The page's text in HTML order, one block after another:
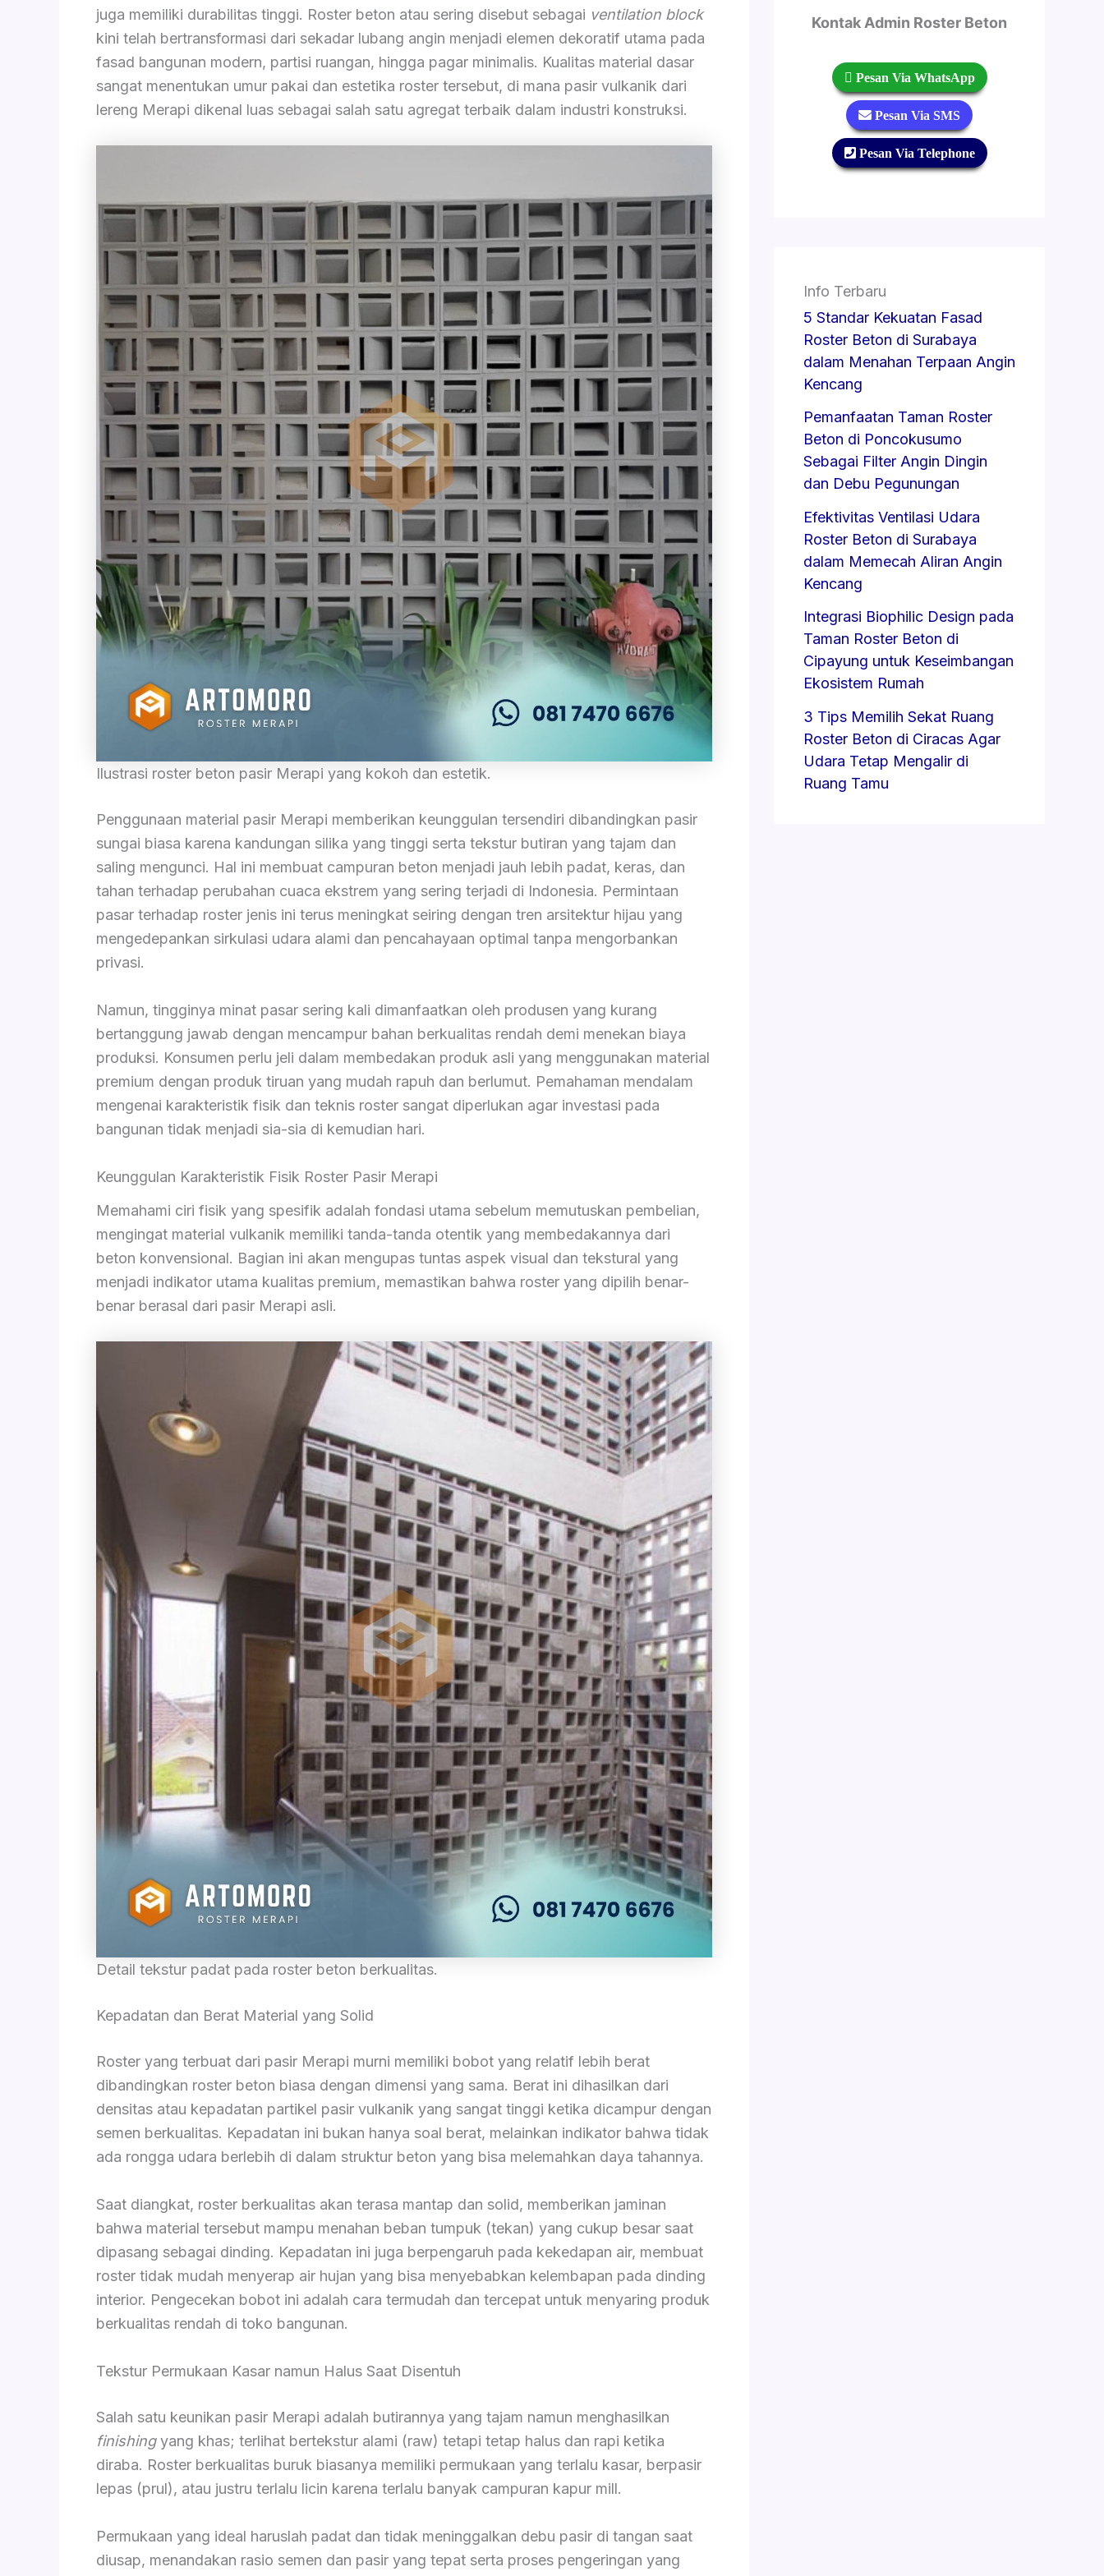
juga memiliki durabilitas tinggi. Roster beton atau sering disebut sebagai ventilation block
kini telah bertransformasi dari sekadar lubang angin menjadi elemen dekoratif utama pada
fasad bangunan modern, partisi ruangan, hingga pagar minimalis. Kualitas material dasar
sangat menentukan umur pakai dan estetika roster tersebut, di mana pasir vulkanik dari
lereng Merapi dikenal luas sebagai salah satu agregat terbaik dalam industri konstruksi.
Ilustrasi roster beton pasir Merapi yang kokoh dan estetik.
Penggunaan material pasir Merapi memberikan keunggulan tersendiri dibandingkan pasir
sungai biasa karena kandungan silika yang tinggi serta tekstur butiran yang tajam dan
saling mengunci. Hal ini membuat campuran beton menjadi jauh lebih padat, keras, dan
tahan terhadap perubahan cuaca ekstrem yang sering terjadi di Indonesia. Permintaan
pasar terhadap roster jenis ini terus meningkat seiring dengan tren arsitektur hijau yang
mengedepankan sirkulasi udara alami dan pencahayaan optimal tanpa mengorbankan
privasi.
Namun, tingginya minat pasar sering kali dimanfaatkan oleh produsen yang kurang
bertanggung jawab dengan mencampur bahan berkualitas rendah demi menekan biaya
produksi. Konsumen perlu jeli dalam membedakan produk asli yang menggunakan material
premium dengan produk tiruan yang mudah rapuh dan berlumut. Pemahaman mendalam
mengenai karakteristik fisik dan teknis roster sangat diperlukan agar investasi pada
bangunan tidak menjadi sia-sia di kemudian hari.
Keunggulan Karakteristik Fisik Roster Pasir Merapi
Memahami ciri fisik yang spesifik adalah fondasi utama sebelum memutuskan pembelian,
mengingat material vulkanik memiliki tanda-tanda otentik yang membedakannya dari
beton konvensional. Bagian ini akan mengupas tuntas aspek visual dan tekstural yang
menjadi indikator utama kualitas premium, memastikan bahwa roster yang dipilih benar-
benar berasal dari pasir Merapi asli.
Detail tekstur padat pada roster beton berkualitas.
Kepadatan dan Berat Material yang Solid
Roster yang terbuat dari pasir Merapi murni memiliki bobot yang relatif lebih berat
dibandingkan roster beton biasa dengan dimensi yang sama. Berat ini dihasilkan dari
densitas atau kepadatan partikel pasir vulkanik yang sangat tinggi ketika dicampur dengan
semen berkualitas. Kepadatan ini bukan hanya soal berat, melainkan indikator bahwa tidak
ada rongga udara berlebih di dalam struktur beton yang bisa melemahkan daya tahannya.
Saat diangkat, roster berkualitas akan terasa mantap dan solid, memberikan jaminan
bahwa material tersebut mampu menahan beban tumpuk (tekan) yang cukup besar saat
dipasang sebagai dinding. Kepadatan ini juga berpengaruh pada kekedapan air, membuat
roster tidak mudah menyerap air hujan yang bisa menyebabkan kelembapan pada dinding
interior. Pengecekan bobot ini adalah cara termudah dan tercepat untuk menyaring produk
berkualitas rendah di toko bangunan.
Tekstur Permukaan Kasar namun Halus Saat Disentuh
Salah satu keunikan pasir Merapi adalah butirannya yang tajam namun menghasilkan
finishingyang khas; terlihat bertekstur alami (raw) tetapi tetap halus dan rapi ketika
diraba. Roster berkualitas buruk biasanya memiliki permukaan yang terlalu kasar, berpasir
lepas (prul), atau justru terlalu licin karena terlalu banyak campuran kapur mill.
Permukaan yang ideal haruslah padat dan tidak meninggalkan debu pasir di tangan saat
diusap, menandakan rasio semen dan pasir yang tepat serta proses pengeringan yang
Kontak Admin Roster Beton
 Pesan Via WhatsApp
 Pesan Via SMS
 Pesan Via Telephone
Info Terbaru
5 Standar Kekuatan Fasad
Roster Beton di Surabaya
dalam Menahan Terpaan Angin
Kencang
Pemanfaatan Taman Roster
Beton di Poncokusumo
Sebagai Filter Angin Dingin
dan Debu Pegunungan
Efektivitas Ventilasi Udara
Roster Beton di Surabaya
dalam Memecah Aliran Angin
Kencang
Integrasi Biophilic Design pada
Taman Roster Beton di
Cipayung untuk Keseimbangan
Ekosistem Rumah
3 Tips Memilih Sekat Ruang
Roster Beton di Ciracas Agar
Udara Tetap Mengalir di
Ruang Tamu